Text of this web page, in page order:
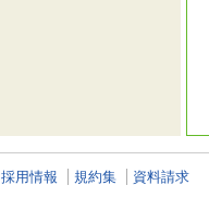
採用情報 規約集
資料請求